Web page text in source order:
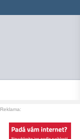
Reklama: